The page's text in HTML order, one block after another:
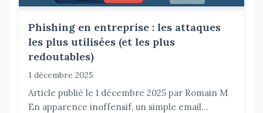
Phishing en entreprise : les attaques
les plus utilisées (et les plus
redoutables)
1 décembre 2025
Article publié le 1 décembre 2025 par Romain M
En apparence inoffensif, un simple email...